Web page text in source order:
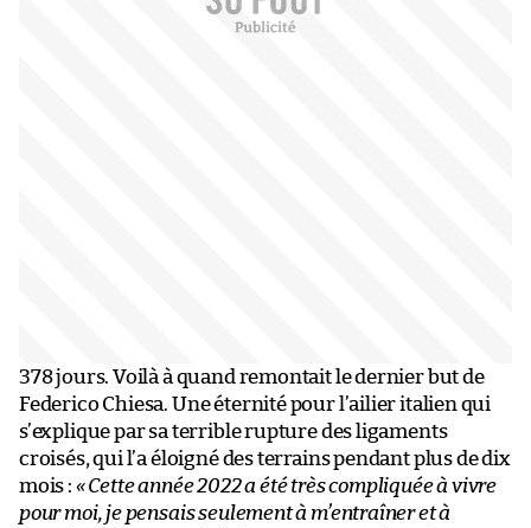
378 jours. Voilà à quand remontait le dernier but de
Federico Chiesa. Une éternité pour l’ailier italien qui
s’explique par sa terrible rupture des ligaments
croisés, qui l’a éloigné des terrains pendant plus de dix
mois : « Cette année 2022 a été très compliquée à vivre
pour moi, je pensais seulement à m’entraîner et à